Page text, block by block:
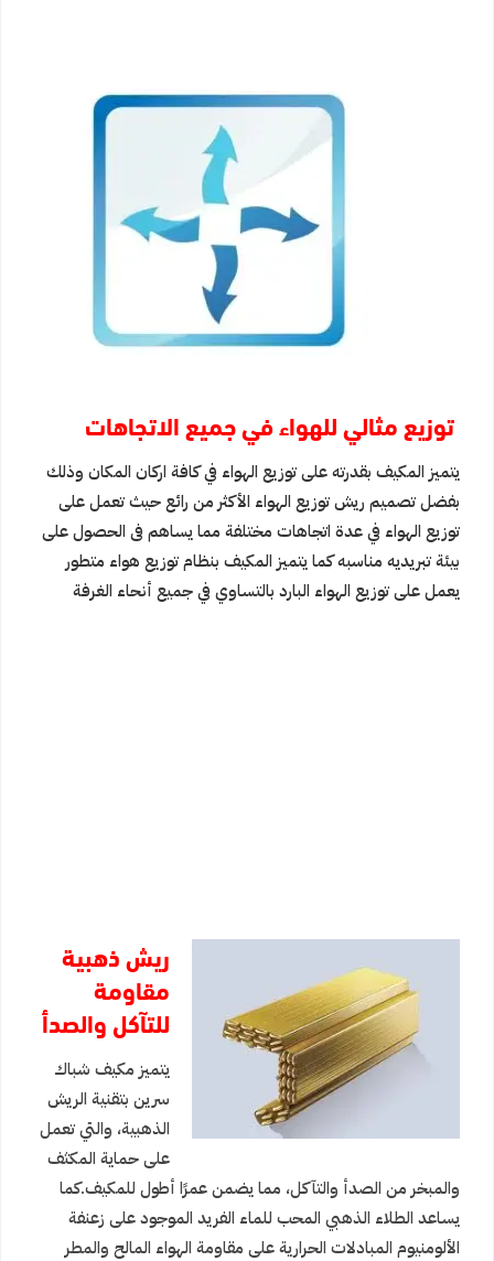
توزيع مثالي للهواء في جميع الاتجاهات
يتميز المكيف بقدرته على توزيع الهواء في كافة اركان المكان وذلك
بفضل تصميم ريش توزيع الهواء الأكثر من رائع حيث تعمل على
توزيع الهواء في عدة اتجاهات مختلفة مما يساهم فى الحصول على
بيئة تبريديه مناسبه كما يتميز المكيف بنظام توزيع هواء متطور
يعمل على توزيع الهواء البارد بالتساوي في جميع أنحاء الغرفة
ريش ذهبية
مقاومة
للتآكل والصدأ
يتميز مكيف شباك
سرين بتقنية الريش
الذهبية، والتي تعمل
على حماية المكثف
والمبخر من الصدأ والتآكل، مما يضمن عمرًا أطول للمكيف.كما
يساعد الطلاء الذهبي المحب للماء الفريد الموجود على زعنفة
الألومنيوم المبادلات الحرارية على مقاومة الهواء المالح والمطر